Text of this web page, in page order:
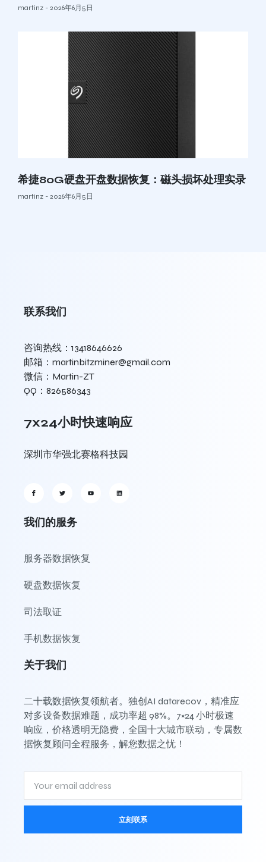
martinz 2026年6月5日
希捷80G硬盘开盘数据恢复：磁头损坏处理实录
martinz 2026年6月5日
联系我们
咨询热线：13418646626
邮箱：martinbitzminer@gmail.com
微信：Martin-ZT
QQ：826586343
7x24小时快速响应
深圳市华强北赛格科技园
我们的服务
服务器数据恢复
硬盘数据恢复
司法取证
手机数据恢复
关于我们
二十载数据恢复领航者。独创AI datarecov，精准应
对多设备数据难题，成功率超 98%。7×24 小时极速
响应，价格透明无隐费，全国十大城市联动，专属数
据恢复顾问全程服务，解您数据之忧！
立刻联系